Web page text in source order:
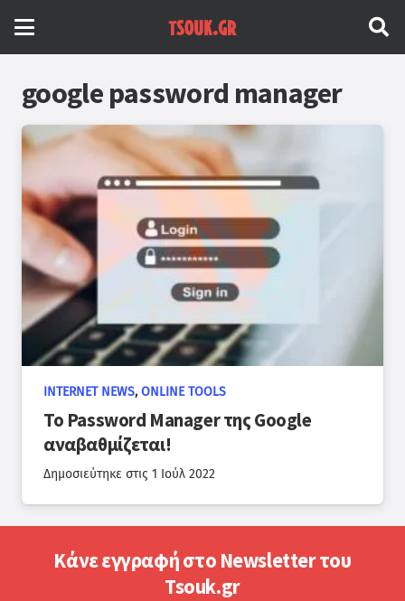
google password manager
INTERNET NEWS,ONLINE TOOLS
Το Password Manager της Google
αναβαθμίζεται!
Δημοσιεύτηκε στις 1 Ιούλ 2022
Κάνε εγγραφή στο Newsletter του
Tsouk.gr